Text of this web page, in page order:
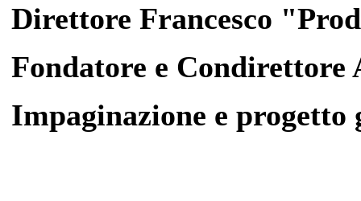
Direttore Francesco
Fondatore e
Impaginazione e